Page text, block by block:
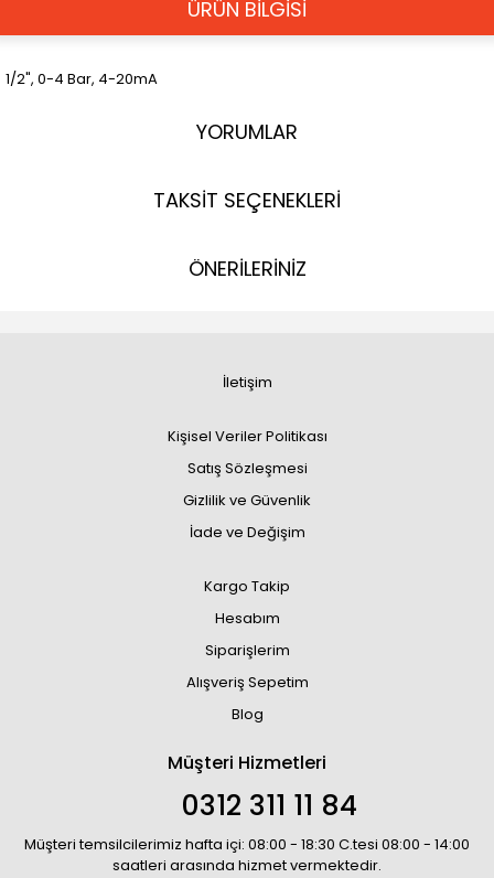
ÜRÜN BİLGİSİ
1/2", 0-4 Bar, 4-20mA
YORUMLAR
TAKSİT SEÇENEKLERİ
ÖNERİLERİNİZ
İletişim
Kişisel Veriler Politikası
Satış Sözleşmesi
Gizlilik ve Güvenlik
İade ve Değişim
Kargo Takip
Hesabım
Siparişlerim
Alışveriş Sepetim
Blog
Müşteri Hizmetleri
0312 311 11 84
Müşteri temsilcilerimiz hafta içi: 08:00 - 18:30 C.tesi 08:00 - 14:00
saatleri arasında hizmet vermektedir.